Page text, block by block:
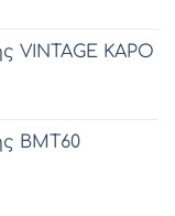
VINTAGE ΚΑΡΟ
ΒΜΤ60